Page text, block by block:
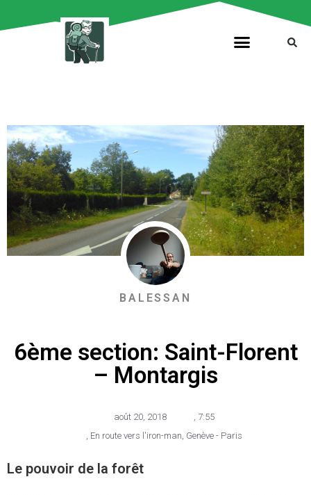
BALESSAN
6ème section: Saint-Florent
– Montargis
août 20, 2018
7:55
En route vers l'iron-man Genève - Paris
Le pouvoir de la forêt